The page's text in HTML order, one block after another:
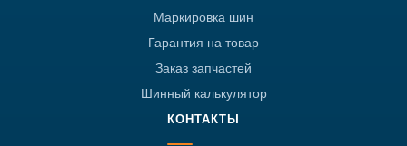
Маркировка шин
Гарантия на товар
Заказ запчастей
Шинный калькулятор
КОНТАКТЫ